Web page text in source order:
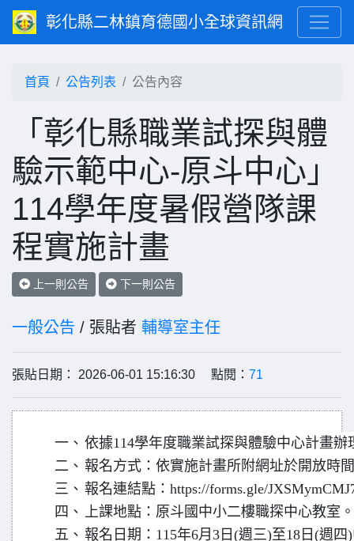
彰化縣二林鎮育德國小全球資訊網
首頁 公告列表 公告內容
「彰化縣職業試探與體
驗示範中心-原斗中心」
114學年度暑假營隊課
程實施計畫
上一則公告 下一則公告
一般公告 / 張貼者 輔導室主任
張貼日期： 2026-06-01 15:16:30 點閱： 71
一、 依據114學年度職業試探與體驗中心計畫辦
二、 報名方式：依實施計畫所附網址於開放時
三、 報名連結點：https://forms.gle/
四、 上課地點：原斗國中小二樓職探中心教室。
五、 報名日期：115年6月3日(週三)至18日(週